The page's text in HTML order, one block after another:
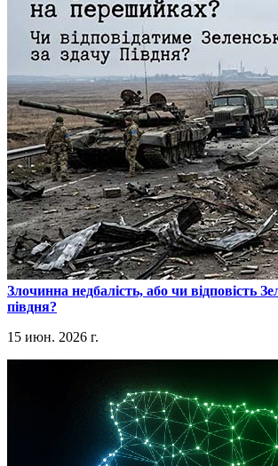
​Злочинна недбалість, або чи відповість
півдня?
15 июн. 2026 г.